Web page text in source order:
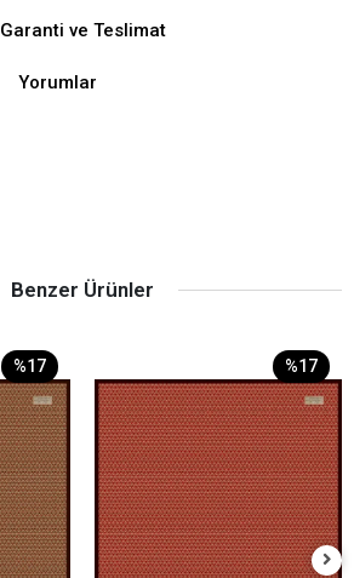
Garanti ve Teslimat
Yorumlar
Benzer Ürünler
%17 %17